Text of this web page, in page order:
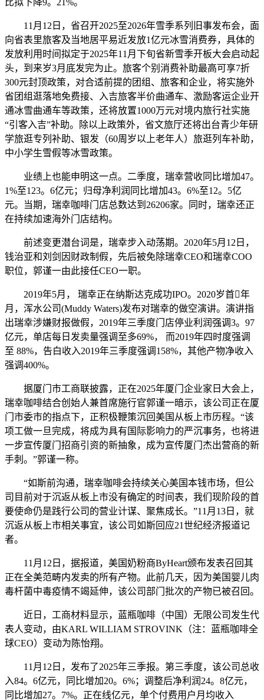
比拟下降9。21%。
11月12日，省召开2025至2026年雪季系列旧事发布会，面
向省表里旅客及当地居平易近发放1亿元冰雪消费券，具体的
发放利用时间拟定于2025年11月下旬省新雪季开板大会启动起
头，到来岁3月底发完为止。旅客个别消费补助最高可享7折
300元封顶政策，对合适前提的团组、旅客和企业，将实施外
省团组逛落地免费接、入吉旅客半价曲通车、激励客运企业开
通冰雪曲通车等政策，还将放置1000万元对境内旅行社实施
“引客入吉”补助。除以上政策外，省文旅厅还将出台青少年研
学旅逛专列补助、银发（60周岁以上老年人）旅逛列车补助，
中小学生雪假等冰雪政策。
业绩上也能申明这一点。二季度，瑞幸营收同比增加47。
1%至123。6亿元；归母净利润同比增加43。6%至12。5亿
元。当期，瑞幸咖啡门店总数达到26206家。同时，瑞幸还正
在持续加速海外门店结构。
前述变更潜台词是，瑞幸步入动荡期。2020年5月12日，
钱治亚和刘剑因财政制假，先后被免除瑞幸CEO和瑞幸COO
职位，郭谨一由此接任CEO一职。
2019年5月， 瑞幸正在纳斯达克成功IPO。2020岁首年
月，浑水公司(Muddy Waters)发布对瑞幸的做空演讲。演讲指
出瑞幸涉嫌财报做假，2019年三季度门店停业利润强调3。97
亿元，单店每日发卖量强调至多69%， 而2019年四时度强调
至 88%，告白收入2019年三季度强调158%，其他产物净收入
强调400%。
据厦门市工商联披露，正在2025年厦门企业家日大会上，
瑞幸咖啡结合创始人兼首席施行官郭谨一暗示，该公司正在厦
门市委市的指点下，正积极鞭策沉回美国从板上市历程。“该
项工做一旦完成，将成为具有国际影响力的严沉事务，也将进
一步宣传厦门招商引资的新抽象，成为宣传厦门杰出营商的新
手刺。”郭谨一称。
“如斯前沟通，瑞幸咖啡会持续关心美国本钱市场，但公
司目前对于沉返从板上市没有确定的时间表，我们现阶段的首
要使命仍是践行公司的营业计谋、聚焦成长。”11月13日，就
沉返从板上市相关事宜，该公司如斯回应21世纪经济报道记
者。
11月12日，据报道，美国奶粉商ByHeart颁布发表召回其
正在全美范畴内发卖的所有产物。此前几天，因为美国婴儿肉
毒杆菌中毒疫情不竭延伸，该公司部门批次的产物已被召回。
近日，工商材料显示，蓝瓶咖啡（中国）无限公司发生代
表人变动，由KARL WILLIAM STROVINK（注：蓝瓶咖啡全
球CEO）变动为陈怡翔。
11月12日，发布了2025年三季报。第三季度，该公司总收
入84。6亿元，同比增加20。6%；调整后净利润24。8亿元，
同比增加27。7%。正在线亿元，单个付费用户月均收入